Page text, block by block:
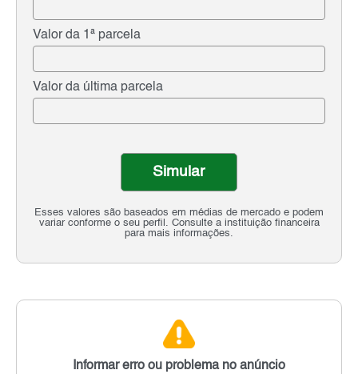
Valor da 1ª parcela
Valor da última parcela
Esses valores são baseados em médias de mercado e podem
variar conforme o seu perfil. Consulte a instituição financeira
para mais informações.
Simular
Informar erro ou problema no anúncio